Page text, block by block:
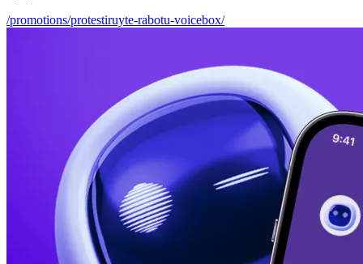
/promotions/protestiruyte-rabotu-voicebox/